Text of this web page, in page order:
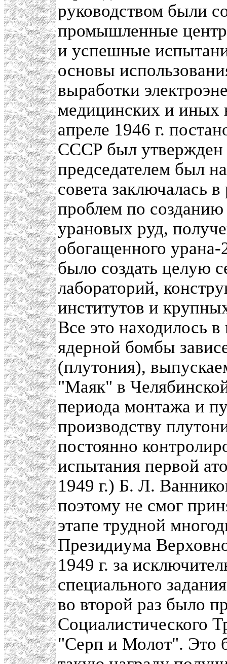
руководством были
промышленные
и успешные
основы
выработки
медицинских и иных
апреле 1946 г.
СССР был утвержден
председателем был
совета заключалась
проблем по созданию
урановых руд,
обогащенного
было создать целую
лабораторий,
институтов и
Все это находилось
ядерной бомбы
(плутония),
"Маяк" в
периода монтажа и
производству
постоянно
испытания первой
1949 г.) Б. Л.
поэтому не смог
этапе трудной
Президиума
1949 г. за
специального
во второй раз было
Социалистического
"Серп и Молот". Это